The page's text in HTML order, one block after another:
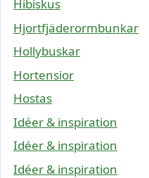
Hibiskus
Hjortfjäderormbunkar
Hollybuskar
Hortensior
Hostas
Idéer & inspiration
Idéer & inspiration
Idéer & inspiration